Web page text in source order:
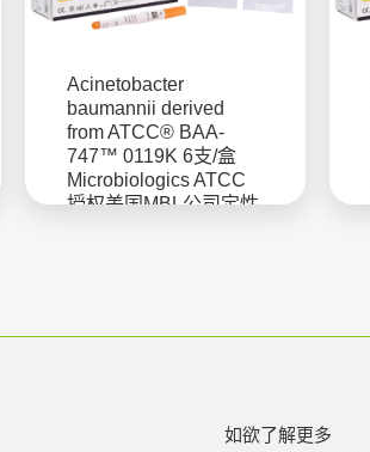
Acinetobacter
baumannii derived
from ATCC® BAA-
747™ 0119K 6支/盒
Microbiologics ATCC
授权美国MBL公司定性
如欲了解更多